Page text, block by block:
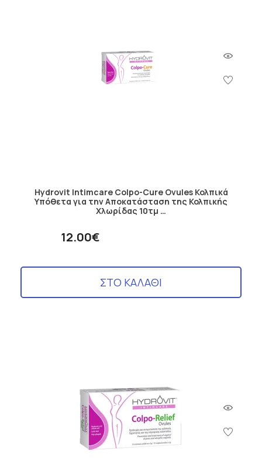
Hydrovit Intimcare Colpo-Cure Ovules Κολπικά
Yπόθετα για την Αποκατάσταση της Κολπικής
Χλωρίδας 10τμ …
12.00€
ΣΤΟ ΚΑΛΑΘΙ